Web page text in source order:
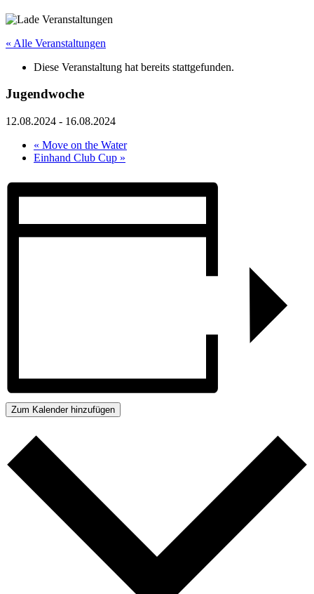
« Alle Veranstaltungen
Diese Veranstaltung hat bereits stattgefunden.
Jugendwoche
12.08.2024 - 16.08.2024
« Move on the Water
Einhand Club Cup »
Zum Kalender hinzufügen